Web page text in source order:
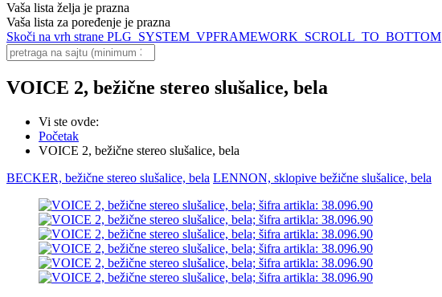
Vaša lista želja je prazna
Vaša lista za poređenje je prazna
Skoči na vrh strane PLG_SYSTEM_VPFRAMEWORK_SCROLL_TO_BOTTOM
VOICE 2, bežične stereo slušalice, bela
Vi ste ovde:
Početak
VOICE 2, bežične stereo slušalice, bela
BECKER, bežične stereo slušalice, bela LENNON, sklopive bežične slušalice, bela